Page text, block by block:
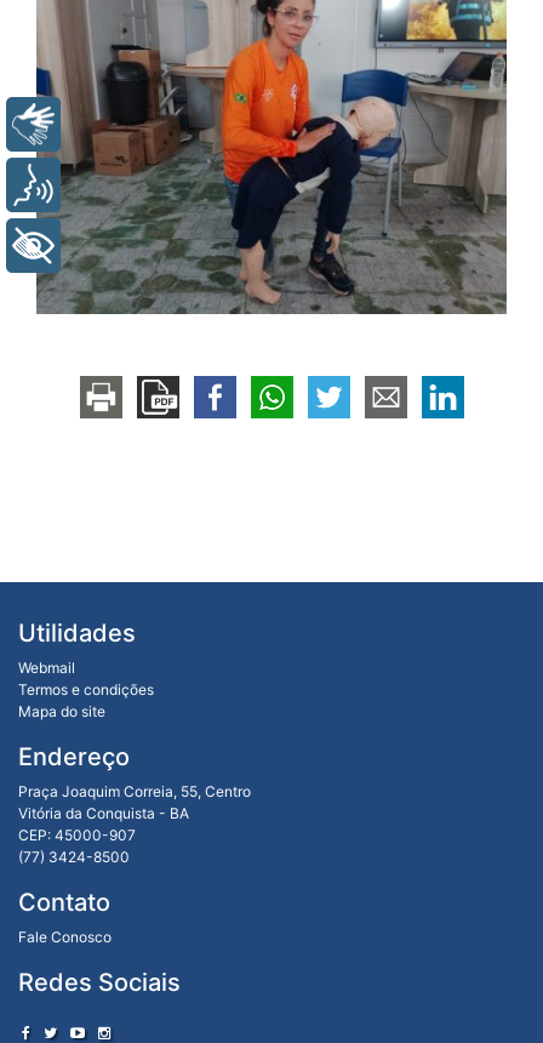
Utilidades
Webmail
Termos e condições
Mapa do site
Endereço
Praça Joaquim Correia, 55, Centro
Vitória da Conquista - BA
CEP: 45000-907
(77) 3424-8500
Contato
Fale Conosco
Redes Sociais
Libras
Voz
+ Acessibilidade